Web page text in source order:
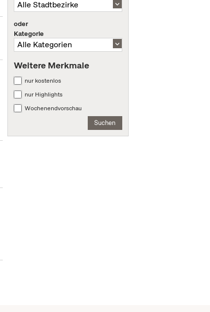
oder
Kategorie
Weitere Merkmale
nur kostenlos
nur Highlights
Wochenendvorschau
Suchen